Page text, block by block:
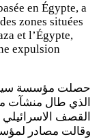
en Égypte, a
zones situées
et l’Égypte,
expulsion
حصلت مؤسسة
الذي طال منشآت
القصف الاسرائيلي
وقالت مصادر